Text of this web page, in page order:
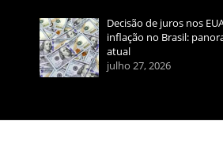
Decisão de juros nos
inflação no Brasil:
atual
julho 27, 2026